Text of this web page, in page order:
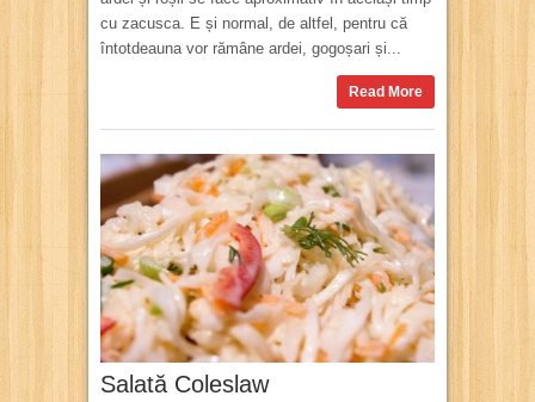
cu zacusca. E și normal, de altfel, pentru că
întotdeauna vor rămâne ardei, gogoșari și...
Read More
Salată Coleslaw